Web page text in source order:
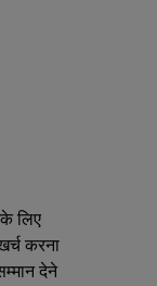
लिए
करना
देने